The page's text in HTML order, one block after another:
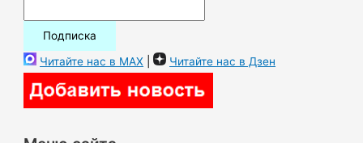
Читайте нас в MAX | Читайте нас в Дзен